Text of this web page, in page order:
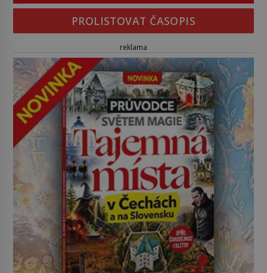
PROLISTOVAT ČASOPIS
reklama